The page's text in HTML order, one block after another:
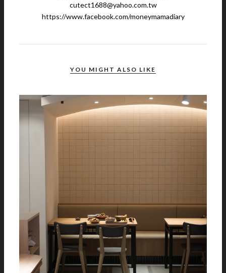
cutect1688@yahoo.com.tw
https://www.facebook.com/moneymamadiary
YOU MIGHT ALSO LIKE